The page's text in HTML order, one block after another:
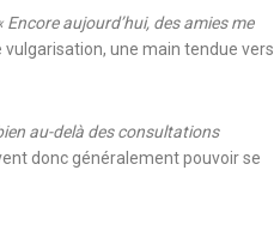
Encore aujourd’hui, des amies me
une main tendue vers
au-delà des consultations
donc généralement pouvoir se